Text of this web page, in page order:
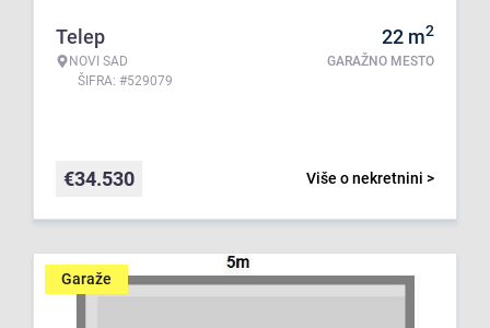
Telep
NOVI SAD
ŠIFRA: #529079
22 m2
GARAŽNO MESTO
Više o nekretnini >
€34.530
Garaže